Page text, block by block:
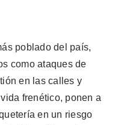
poblado del país,
como ataques de
en las calles y
frenético, ponen a
en un riesgo